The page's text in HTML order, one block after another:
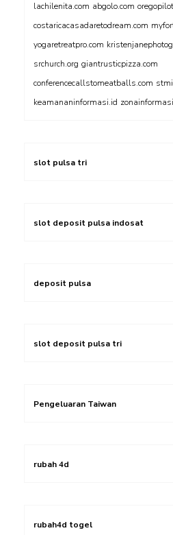
lachilenita.com abgolo.com
costaricacasadaretodream.com
yogaretreatpro.com
srchurch.org giantrusticpizza.com
conferencecallstomeatballs.com
keamananinformasi.id
slot pulsa tri
slot deposit pulsa indosat
deposit pulsa
slot deposit pulsa tri
Pengeluaran Taiwan
rubah 4d
rubah4d togel